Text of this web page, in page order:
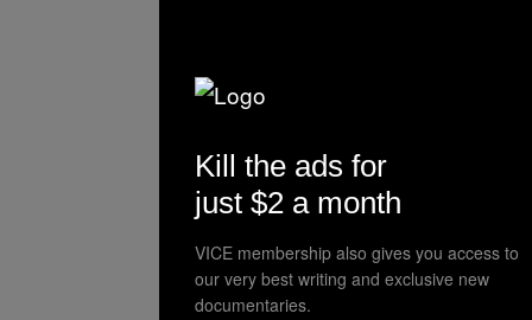
Kill the ads for
just $2 a month
VICE membership also gives you access to
our very best writing and exclusive new
documentaries.